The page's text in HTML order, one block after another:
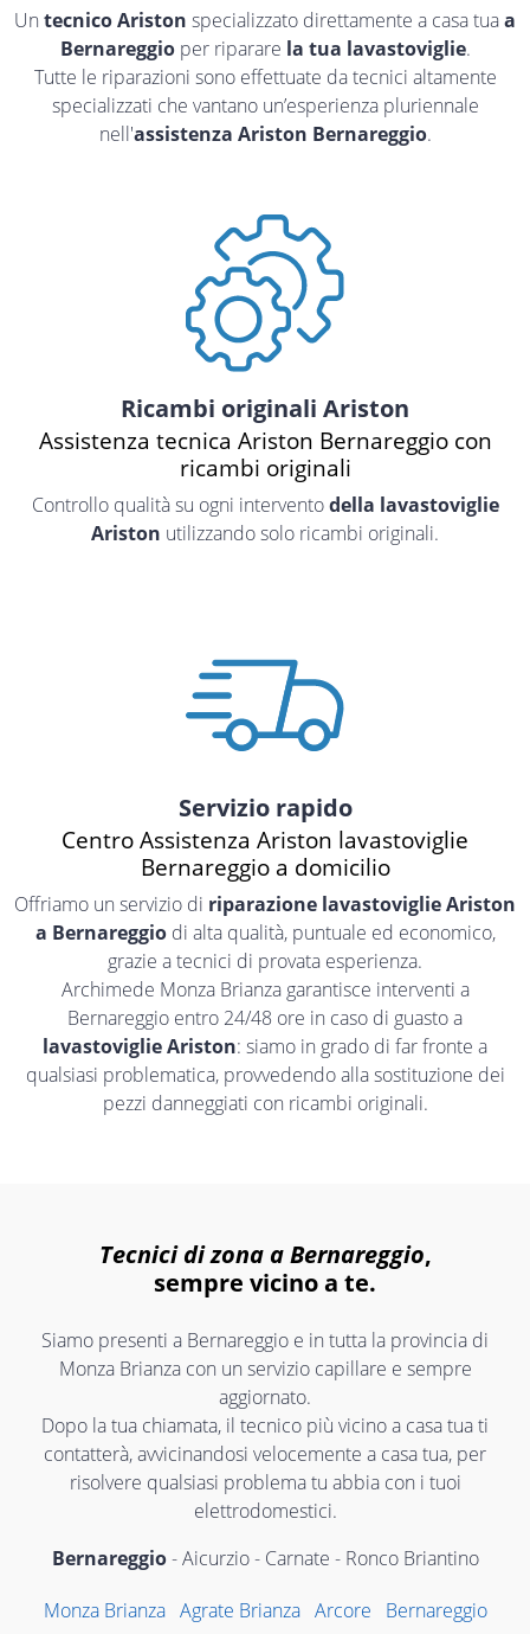
Un tecnico Ariston specializzato direttamente a casa tuaa
Bernareggioper riparare la tua lavastoviglie.
Tutte le riparazioni sono effettuate da tecnici altamente
specializzati che vantano un’esperienza pluriennale
nell'assistenza Ariston Bernareggio.
Ricambi originali Ariston
Assistenza tecnica Ariston Bernareggio con
ricambi originali
Controllo qualità su ogni interventodella lavastoviglie
Ariston utilizzando solo ricambi originali.
Servizio rapido
Centro Assistenza Ariston lavastoviglie
Bernareggio a domicilio
Offriamo un servizio di riparazione lavastoviglie Ariston
a Bernareggiodi alta qualità, puntuale ed economico,
grazie a tecnici di provata esperienza.
Archimede Monza Brianza garantisce interventi a
Bernareggio entro 24/48 ore in caso di guasto a
lavastoviglie Ariston: siamo in grado di far fronte a
qualsiasi problematica, provvedendo alla sostituzione dei
pezzi danneggiati con ricambi originali.
Tecnici di zona a Bernareggio,
sempre vicino a te.
Siamo presenti a Bernareggio e in tutta la provincia di
Monza Brianza con un servizio capillare e sempre
aggiornato.
Dopo la tua chiamata, il tecnico più vicino a casa tua ti
contatterà, avvicinandosi velocemente a casa tua, per
risolvere qualsiasi problema tu abbia con i tuoi
elettrodomestici.
Bernareggio- Aicurzio - Carnate - Ronco Briantino
Monza Brianza Agrate Brianza Arcore Bernareggio